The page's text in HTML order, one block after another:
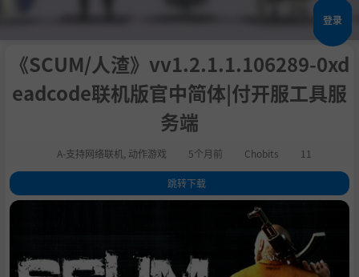
登录
《SCUM/人渣》vv1.2.1.1.106289-0xd
eadcode联机版官中简体|付开服工具服
务端
A-支持网络联机 动作游戏 5个月前 Chobits 11
跳转下载
1.评测
4.系统需求